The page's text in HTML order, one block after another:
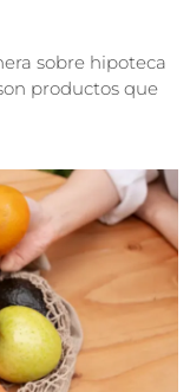
sobre hipoteca
productos que